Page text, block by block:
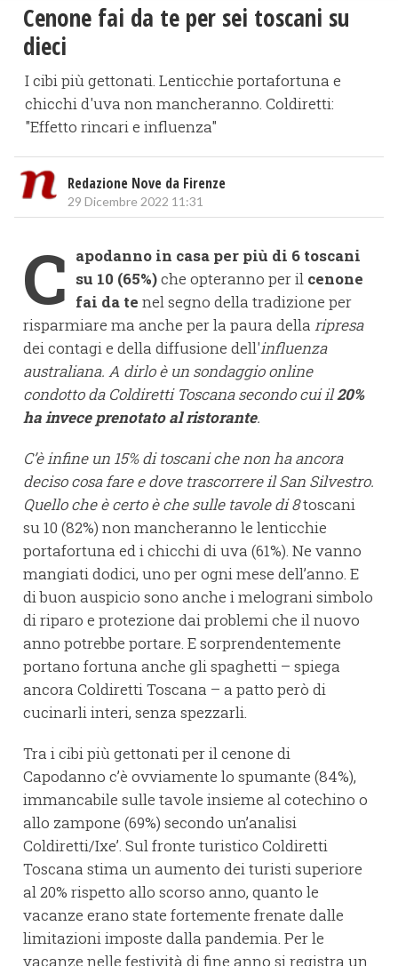
Cenone fai da te per sei toscani su
dieci
I cibi più gettonati. Lenticchie portafortuna e
chicchi d'uva non mancheranno. Coldiretti:
"Effetto rincari e influenza"
Redazione Nove da Firenze
29 Dicembre 2022 11:31
C apodanno in casa per più di 6 toscani
su 10 (65%)che opteranno per il cenone
fai da te nel segno della tradizione per
risparmiare ma anche per la paura della ripresa
dei contagi e della diffusione dell'influenza
australiana. A dirlo è un sondaggio online
condotto da Coldiretti Toscana secondo cui il20%
ha invece prenotato al ristorante.
C’è infine un 15% di toscani che non ha ancora
deciso cosa fare e dove trascorrere il San Silvestro.
Quello che è certo è che sulle tavole di 8toscani
su 10 (82%) non mancheranno le lenticchie
portafortuna ed i chicchi di uva (61%). Ne vanno
mangiati dodici, uno per ogni mese dell’anno. E
di buon auspicio sono anche i melograni simbolo
di riparo e protezione dai problemi che il nuovo
anno potrebbe portare. E sorprendentemente
portano fortuna anche gli spaghetti – spiega
ancora Coldiretti Toscana – a patto però di
cucinarli interi, senza spezzarli.
Tra i cibi più gettonati per il cenone di
Capodanno c’è ovviamente lo spumante (84%),
immancabile sulle tavole insieme al cotechino o
allo zampone (69%) secondo un’analisi
Coldiretti/Ixe’. Sul fronte turistico Coldiretti
Toscana stima un aumento dei turisti superiore
al 20% rispetto allo scorso anno, quanto le
vacanze erano state fortemente frenate dalle
limitazioni imposte dalla pandemia. Per le
vacanze nelle festività di fine anno si registra un